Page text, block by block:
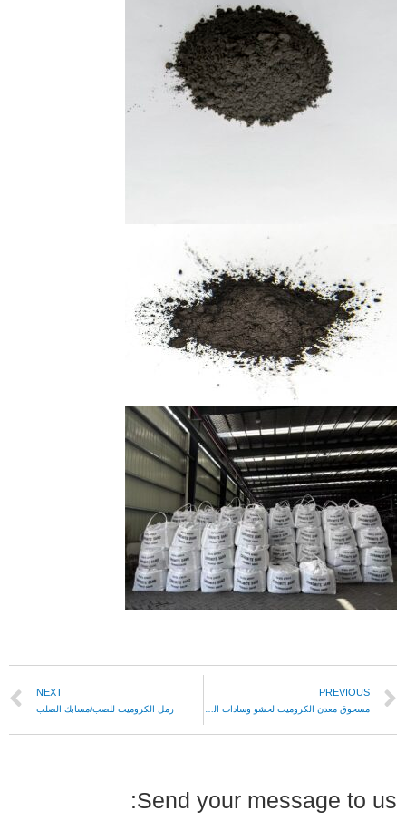
PREVIOUS
NEXT
رمل الكروميت للصب/مسابك الصلب
Send your message to us: